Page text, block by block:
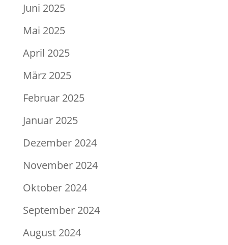
Juni 2025
Mai 2025
April 2025
März 2025
Februar 2025
Januar 2025
Dezember 2024
November 2024
Oktober 2024
September 2024
August 2024